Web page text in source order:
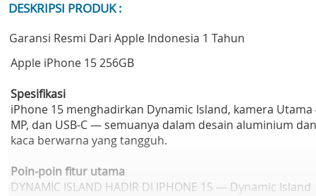
DESKRIPSI PRODUK :
Garansi Resmi Dari Apple Indonesia 1 Tahun
Apple iPhone 15 256GB
Spesifikasi
iPhone 15 menghadirkan Dynamic Island, kamera Utama
MP, dan USB-C — semuanya dalam desain aluminium dan
kaca berwarna yang tangguh.
Poin-poin fitur utama
DYNAMIC ISLAND HADIR DI IPHONE 15 — Dynamic Island